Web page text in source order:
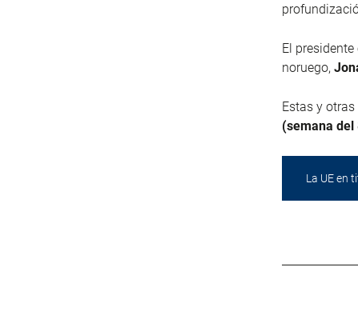
El
noruego,
Estas y
(semana del
La UE en